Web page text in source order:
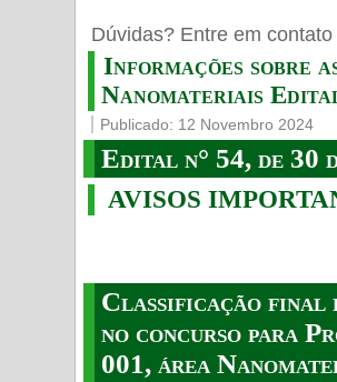
Dúvidas? Entre em
Informações sobre
Nanomateriais
Publicado: 12 Novembro 2024
Edital n° 54, de 30
AVISOS
Classificação final
no concurso para
001, área